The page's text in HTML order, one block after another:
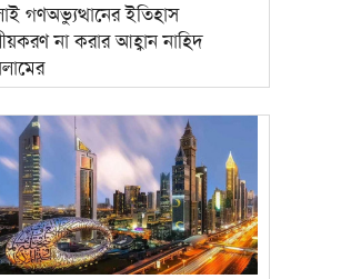
গণঅভ্যুত্থানের ইতিহাস
না করার আহ্বান নাহিদ